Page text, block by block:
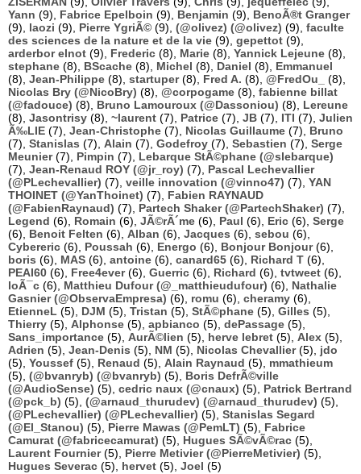
Yann (9), Fabrice Epelboin (9), Benjamin (9), BenoÃ®t Granger
(9), laozi (9), Pierre YgriÃ© (9), (@olivez) (@olivez) (9), faculte
des sciences de la nature et de la vie (9), gepettot (9),
arderbor elnot (9), Frederic (8), Marie (8), Yannick Lejeune (8),
stephane (8), BScache (8), Michel (8), Daniel (8), Emmanuel
(8), Jean-Philippe (8), startuper(8), Fred A. (8), @FredOu_
(8),
Nicolas Bry (@NicoBry) (8), @corpogame (8), fabienne billat
(@fadouce) (8), Bruno Lamouroux (@Dassoniou) (8), Lereune
(8), Jasontrisy (8), ~laurent (7), Patrice (7), JB (7), ITI (7), Julien
Ã‰LIE (7), Jean-Christophe (7), Nicolas Guillaume (7), Bruno
(7), Stanislas (7), Alain (7), Godefroy (7), Sebastien (7), Serge
Meunier(7), Pimpin (7), Lebarque StÃ©phane (@slebarque)
(7), Jean-Renaud ROY (@jr_roy) (7), Pascal Lechevallier
(@PLechevallier) (7), veille innovation (@vinno47) (7), YAN
THOINET (@YanThoinet) (7), Fabien RAYNAUD
(@FabienRaynaud) (7), Partech Shaker (@PartechShaker) (7),
Legend (6), Romain (6), JÃ©rÃ´me (6), Paul (6), Eric (6), Serge
(6), Benoit Felten (6), Alban (6), Jacques (6), sebou (6),
Cybereric (6), Poussah (6), Energo (6), Bonjour Bonjour(6),
boris (6), MAS (6), antoine (6), canard65 (6), Richard T (6),
PEAI60 (6), Free4ever(6), Guerric (6), Richard (6), tvtweet (6),
loÃ¯c (6), Matthieu Dufour (@_matthieudufour) (6), Nathalie
Gasnier (@ObservaEmpresa) (6), romu (6), cheramy (6),
EtienneL (5), DJM (5), Tristan (5), StÃ©phane (5), Gilles (5),
Thierry (5), Alphonse (5), apbianco (5), dePassage (5),
Sans_importance (5), AurÃ©lien (5), herve lebret (5), Alex (5),
Adrien (5), Jean-Denis (5), NM (5), Nicolas Chevallier(5), jdo
(5), Youssef (5), Renaud (5), Alain Raynaud (5), mmathieum
(5), (@bvanryb) (@bvanryb) (5), Boris DefrÃ©ville
(@AudioSense) (5), cedric naux (@cnaux) (5), Patrick Bertrand
(@pck_b) (5), (@arnaud_thurudev) (@arnaud_thurudev) (5),
(@PLechevallier) (@PLechevallier) (5), Stanislas Segard
(@El_Stanou) (5), Pierre Mawas (@PemLT) (5), Fabrice
Camurat (@fabricecamurat) (5), Hugues SÃ©vÃ©rac (5),
Laurent Fournier(5), Pierre Metivier (@PierreMetivier) (5),
Hugues Severac (5), hervet (5), Joel (5)